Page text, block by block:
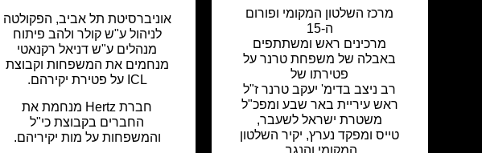
מרכז השלטון המקומי ופורום
ה-15
מרכינים ראש ומשתתפים
באבלה של משפחת טרנר על
פטירתו של
רב ניצב בדימ' יעקב טרנר ז"ל
ראש עיריית באר שבע ומפכ"ל
משטרת ישראל לשעבר,
טייס ומפקד נערץ, יקיר השלטון
המקומי והנגב.
אוניברסיטת תל אביב, הפקולטה
לניהול ע"ש קולר ולהב פיתוח
מנהלים ע"ש דניאל רקנאטי
מנחמים את המשפחות וקבוצת
ICL על פטירת יקירהם.
חברת Hertz מנחמת את
החברים בקבוצת כי"ל
והמשפחות על מות יקיריהם.